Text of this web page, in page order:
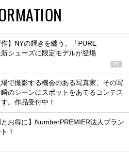
作】NYの輝きを纏う。「PURE
シューズに限定モデルが登場
PR
で撮影する機会のある写真家、その写
のシーンにスポットをあてるコンテス
。作品受付中！
とお得に】NumberPREMIER法人プラン
！